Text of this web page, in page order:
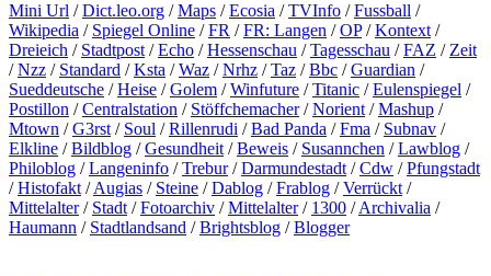
Mini Url /Dict.leo.org /Maps /Ecosia /TVInfo /Fussball /
Wikipedia / Spiegel Online /FR /FR: Langen /OP/Kontext /
Dreieich / Stadtpost /Echo /Hessenschau /Tagesschau /FAZ / Zeit
/Nzz / Standard /Ksta /Waz /Nrhz /Taz /Bbc /Guardian /
Sueddeutsche /Heise /Golem /Winfuture /Titanic /Eulenspiegel /
Postillon /Centralstation / Stöffchemacher/Norient /Mashup /
Mtown /G3rst / Soul /Rillenrudi /Bad Panda /Fma / Subnav /
Elkline /Bildblog /Gesundheit /Beweis / Susannchen /Lawblog /
Philoblog /Langeninfo /Trebur/Darmundestadt /Cdw /Pfungstadt
/Histofakt /Augias / Steine /Dablog /Frablog /Verrückt /
Mittelalter/ Stadt /Fotoarchiv /Mittelalter/ 1300 /Archivalia /
Haumann / Stadtlandsand /Brightsblog /Blogger